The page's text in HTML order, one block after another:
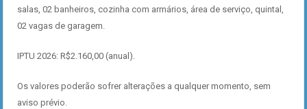
salas, 02 banheiros, cozinha com armários, área de serviço, quintal,
02 vagas de garagem.
IPTU 2026: R$2.160,00 (anual).
Os valores poderão sofrer alterações a qualquer momento, sem
aviso prévio.